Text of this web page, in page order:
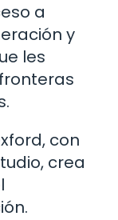
a
y
les
con
crea